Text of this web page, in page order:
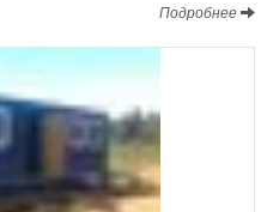
Подробнее